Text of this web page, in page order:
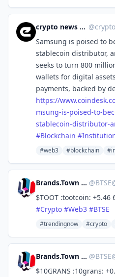
crypto news 🧠 eicker.crypto @crypto@eicker.news
Samsung is poised to
stablecoin distributor,
seeks to turn 800
wallets for digital
payments, backed by
https://www.
msung-is-poised-to-
stablecoin-distributor-
#Blockchain #
#web3 #blockchain
Brands.Town Stock Exchange @
$TOOT :tootcoin: +5.46
#Crypto #Web3 #BTSE
#trendingnow #crypto
Brands.Town Stock Exchange @
$10GRANS :10grans: